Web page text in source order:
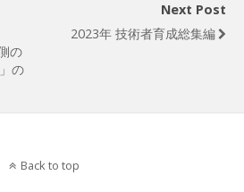
の
の
Next Post
2023年 技術者育成総集編
Back to top